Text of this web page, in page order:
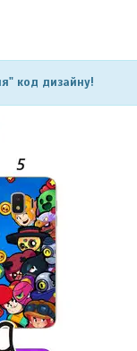
код дизайну!